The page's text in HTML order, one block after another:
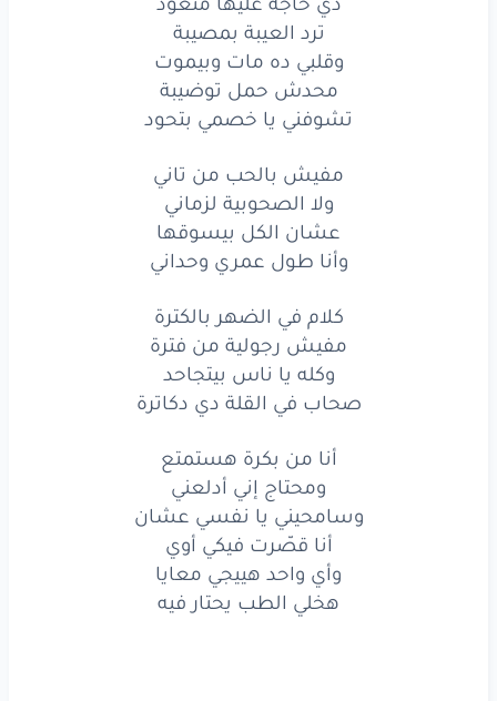
ولاالصحوبيةلزماني
عشانالكلبيسوقها
كلامفي الضهربالكترة
مفيشرجوليةمن فترة
صحابفي القلةديدكاترة
أنامنبكرةهستمتع
ومحتاج إني
أدلعني
وسامحينييا نفسي
قصّرت فيكيأوي
وأيواحدهييجيمعايا
ترد العيبة بمصيبة
وقلبي ده مات وبيموت
محدش حمل توضيبة
تشوفني يا خصمي بتحود
مفيش بالحب من تاني
ولا الصحوبية لزماني
عشان الكل بيسوقها
وأنا طول عمري وحداني
كلام في الضهر بالكترة
مفيش رجولية من فترة
وكله يا ناس بيتجاحد
صحاب في القلة دي دكاترة
أنا من بكرة هستمتع
ومحتاج إني أدلعني
وسامحيني يا نفسي عشان
أنا قصّرت فيكي أوي
وأي واحد هييجي معايا
هخلي الطب يحتار فيه